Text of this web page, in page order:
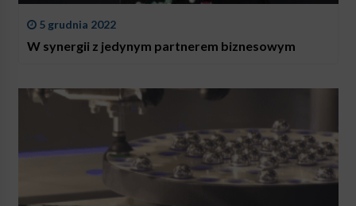
5 grudnia 2022
W synergii z jedynym partnerem biznesowym